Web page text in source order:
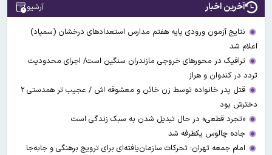
آخرین اخبار آرشیو
نتایج آزمون ورودی پایه هفتم مدارس استعدادهای درخشان (سمپاد)
اعلام شد
ترافیک در محورهای خروجی مازندران سنگین است/ اجرای محدودیت
تردد در کندوان و هراز
قتل پدر خانواده توسط زن خائن و معشوقه اش / عجیب تر همدستی ۲
دخترش بود
«تجرد قطعی» در حال تبدیل شدن به سبک زندگی است
جاده چالوس یکطرفه شد
امام جمعه تهران: تحرکات سازمان‌یافته‌ای برای ترویج برهنگی و جابه‌جا